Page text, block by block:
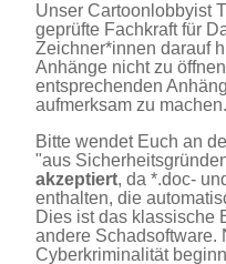
Unser Cartoonlobbyist
geprüfte Fachkraft für
Zeichner*innen darauf
Anhänge nicht zu
entsprechenden
aufmerksam zu machen.
Bitte wendet Euch an
"aus
akzeptiert, da *.doc-
enthalten, die
Dies ist das klassische
andere Schadsoftware.
Cyberkriminalität